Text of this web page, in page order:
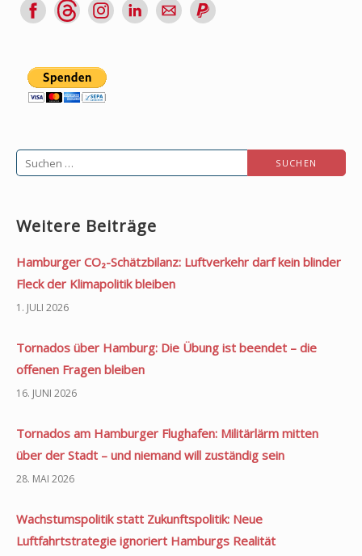
Suchen
Weitere Beiträge
Hamburger CO₂-Schätzbilanz: Luftverkehr darf kein blinder
Fleck der Klimapolitik bleiben
1. JULI 2026
Tornados über Hamburg: Die Übung ist beendet – die
offenen Fragen bleiben
16. JUNI 2026
Tornados am Hamburger Flughafen: Militärlärm mitten
über der Stadt – und niemand will zuständig sein
28. MAI 2026
Wachstumspolitik statt Zukunftspolitik: Neue
Luftfahrtstrategie ignoriert Hamburgs Realität